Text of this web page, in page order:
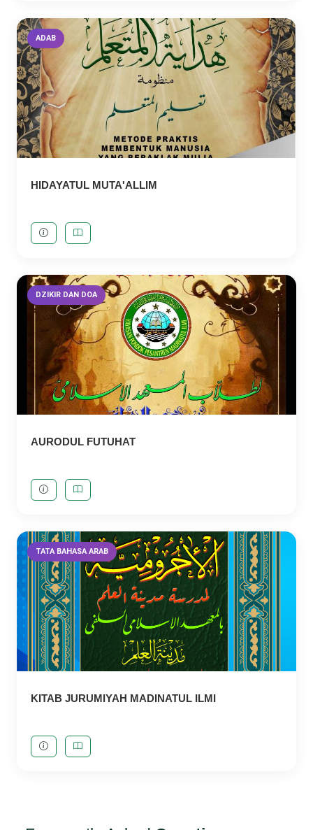
ADAB
HIDAYATUL MUTA'ALLIM
DZIKIR DAN DOA
AURODUL FUTUHAT
TATA BAHASA ARAB
KITAB JURUMIYAH MADINATUL ILMI